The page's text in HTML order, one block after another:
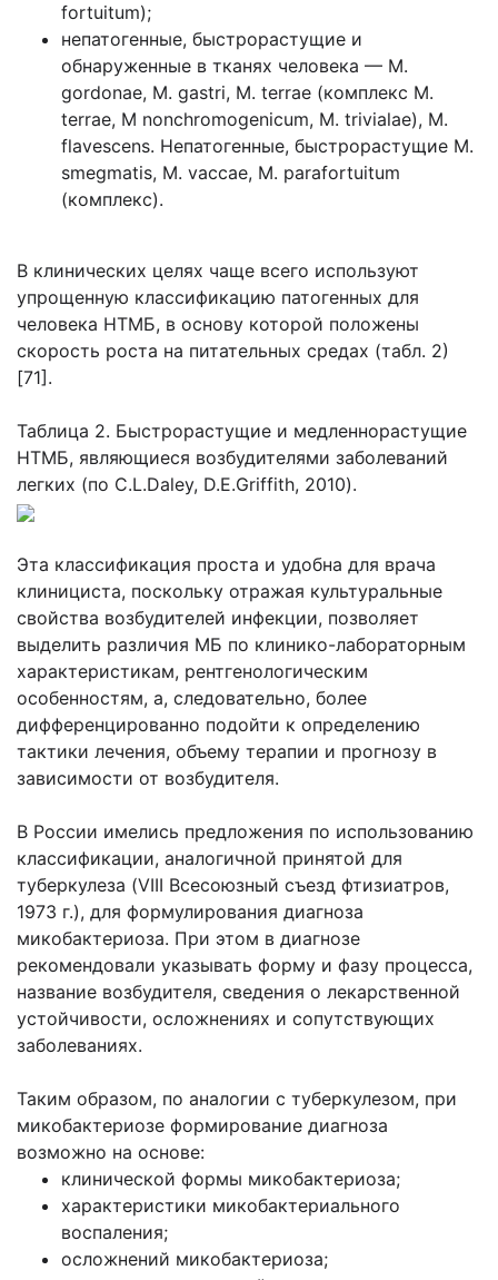
fortuitum);
непатогенные, быстрорастущие и
обнаруженные в тканях человека — М.
gordonae, М. gastri, М. terrae (комплекс М.
terrae, М nonchromogenicum, М. trivialae), М.
flavescens. Непатогенные, быстрорастущие М.
smegmatis, М. vaccae, М. parafortuitum
(комплекс).
В клинических целях чаще всего используют
упрощенную классификацию патогенных для
человека НТМБ, в основу которой положены
скорость роста на питательных средах (табл. 2)
[71].
Таблица 2. Быстрорастущие и медленнорастущие
НТМБ, являющиеся возбудителями заболеваний
легких (по C.L.Daley, D.E.Griffith, 2010).
Эта классификация проста и удобна для врача
клинициста, поскольку отражая культуральные
свойства возбудителей инфекции, позволяет
выделить различия МБ по клинико-лабораторным
характеристикам, рентгенологическим
особенностям, а, следовательно, более
дифференцированно подойти к определению
тактики лечения, объему терапии и прогнозу в
зависимости от возбудителя.
В России имелись предложения по использованию
классификации, аналогичной принятой для
туберкулеза (VIII Всесоюзный съезд фтизиатров,
1973 г.), для формулирования диагноза
микобактериоза. При этом в диагнозе
рекомендовали указывать форму и фазу процесса,
название возбудителя, сведения о лекарственной
устойчивости, осложнениях и сопутствующих
заболеваниях.
Таким образом, по аналогии с туберкулезом, при
микобактериозе формирование диагноза
возможно на основе:
клинической формы микобактериоза;
характеристики микобактериального
воспаления;
осложнений микобактериоза;